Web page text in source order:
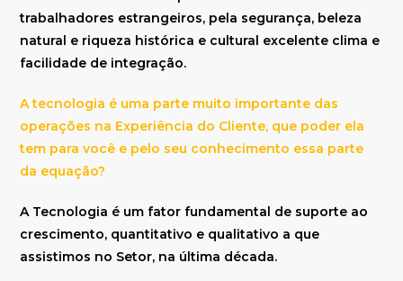
trabalhadores estrangeiros, pela segurança, beleza
natural e riqueza histórica e cultural excelente clima e
facilidade de integração.
A tecnologia é uma parte muito importante das
operações na Experiência do Cliente, que poder ela
tem para você e pelo seu conhecimento essa parte
da equação?
A Tecnologia é um fator fundamental de suporte ao
crescimento, quantitativo e qualitativo a que
assistimos no Setor, na última década.